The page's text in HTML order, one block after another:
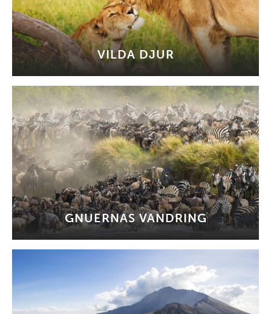
VILDA DJUR
GNUERNAS VANDRING